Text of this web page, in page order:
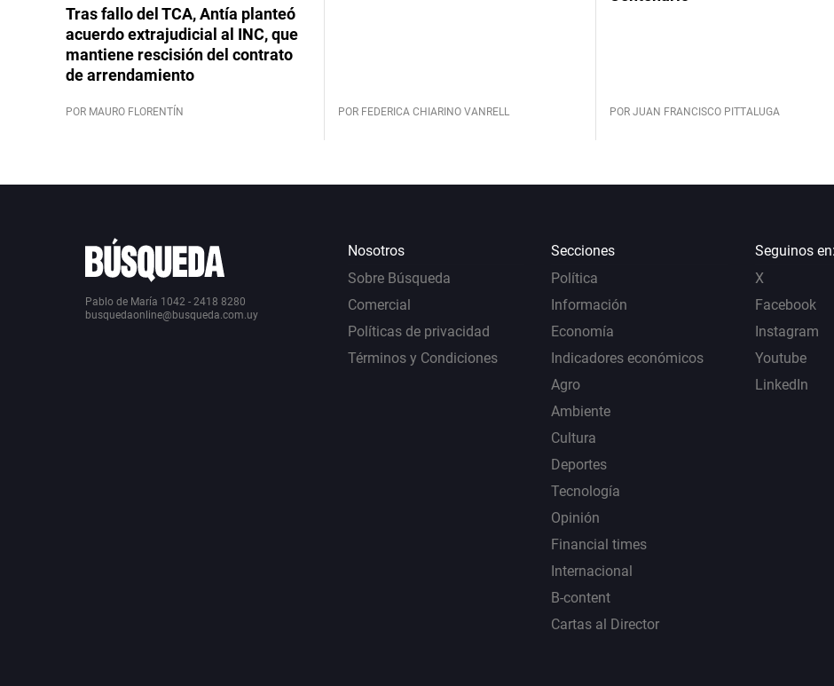
Tras fallo del TCA, Antía planteó
acuerdo extrajudicial al INC, que
mantiene rescisión del contrato
de arrendamiento
POR MAURO FLORENTÍN POR FEDERICA CHIARINO VANRELL POR JUAN FRANCISCO PITTALUGA
Pablo de María 1042 - 2418 8280
busquedaonline@busqueda.com.uy
Nosotros
Sobre Búsqueda
Comercial
Políticas de privacidad
Términos y Condiciones
Secciones
Política
Información
Economía
Indicadores económicos
Agro
Ambiente
Cultura
Deportes
Tecnología
Opinión
Financial times
Internacional
B-content
Cartas al Director
Seguinos en:
X
Facebook
Instagram
Youtube
LinkedIn